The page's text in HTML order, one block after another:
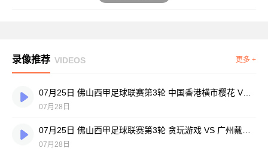
录像推荐 VIDEOS 更多 +
07月25日 佛山西甲足球联赛第3轮 中国香港横市樱花 VS 吉图省实青年 全场录像
07月28日
07月28日